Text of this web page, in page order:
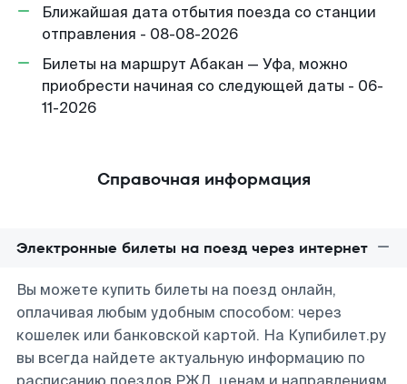
Ближайшая дата отбытия поезда со станции
отправления - 08-08-2026
Билеты на маршрут Абакан — Уфа, можно
приобрести начиная со следующей даты - 06-
11-2026
Справочная информация
Электронные билеты на поезд через интернет
Вы можете купить билеты на поезд онлайн,
оплачивая любым удобным способом: через
кошелек или банковской картой. На Купибилет.ру
вы всегда найдете актуальную информацию по